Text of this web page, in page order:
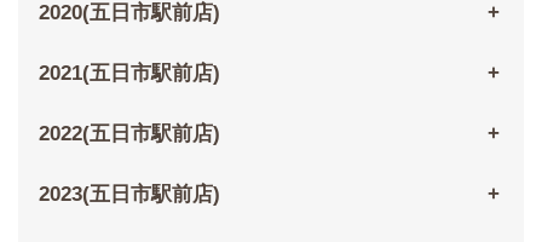
2020(五日市駅前店)
2021(五日市駅前店)
2022(五日市駅前店)
2023(五日市駅前店)